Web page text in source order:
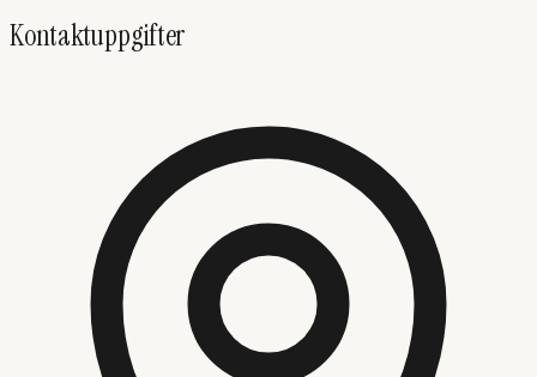
Kontaktuppgifter